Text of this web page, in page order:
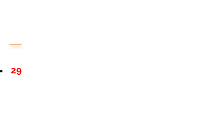
29